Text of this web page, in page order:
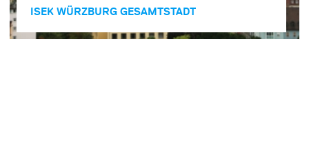
ISEK WÜRZBURG GESAMT­STADT